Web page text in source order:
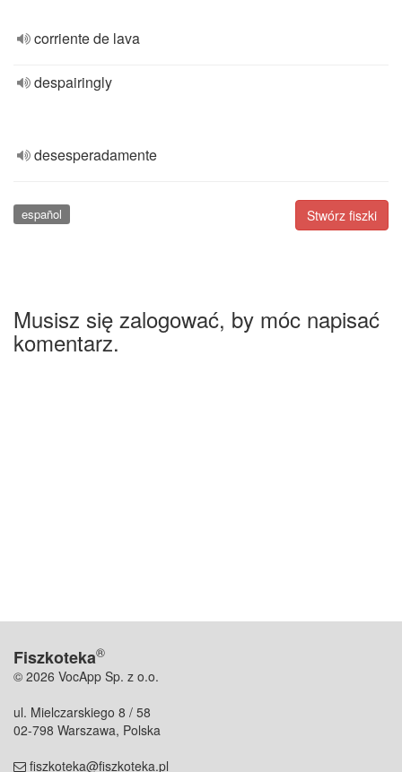
corriente de lava
despairingly
desesperadamente
Stwórz fiszki
español
Musisz się zalogować, by móc napisać
komentarz.
Fiszkoteka®
© 2026 VocApp Sp. z o.o.
ul. Mielczarskiego 8 / 58
02-798 Warszawa, Polska
fiszkoteka@fiszkoteka.pl